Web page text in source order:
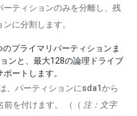
ーティションのみを分離し、残
に分割します。
プライマリパーティションま
ンと、最大128の論理ドライブ
ートします。
、パーティションにsda1から
を付けます。 （（ 注：文字